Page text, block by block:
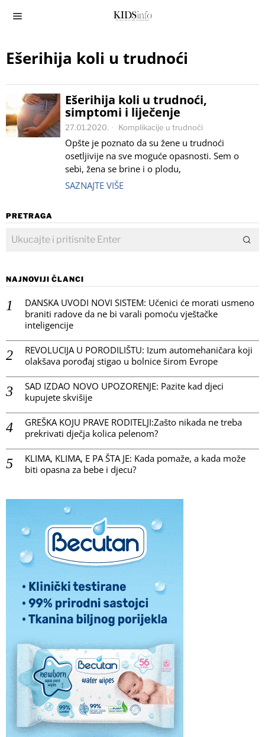
Ešerihija koli u trudnoći
Ešerihija koli u trudnoći,
simptomi i liječenje
27.01.2020. Komplikacije u trudnoći
Opšte je poznato da su žene u trudnoći
osetljivije na sve moguće opasnosti. Sem o
sebi, žena se brine i o plodu,
SAZNAJTE VIŠE
PRETRAGA
NAJNOVIJI ČLANCI
DANSKA UVODI NOVI SISTEM: Učenici će morati usmeno
braniti radove da ne bi varali pomoću vještačke
inteligencije
REVOLUCIJA U PORODILIŠTU: Izum automehaničara koji
olakšava porođaj stigao u bolnice širom Evrope
SAD IZDAO NOVO UPOZORENJE: Pazite kad djeci
kupujete skvišije
GREŠKA KOJU PRAVE RODITELJI:Zašto nikada ne treba
prekrivati dječja kolica pelenom?
KLIMA, KLIMA, E PA ŠTA JE: Kada pomaže, a kada može
biti opasna za bebe i djecu?